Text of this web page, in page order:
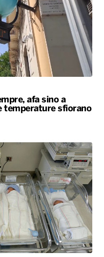
afa sino a
temperature sfiorano